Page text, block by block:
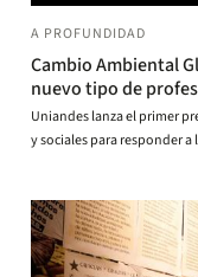
A PROFUNDIDAD
Cambio Ambiental
nuevo tipo de
Uniandes lanza el primer
y sociales para responder